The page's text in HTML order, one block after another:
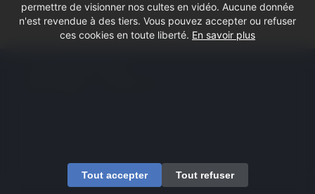
permettre de visionner nos cultes en vidéo. Aucune donnée
n'est revendue à des tiers. Vous pouvez accepter ou refuser
ces cookies en toute liberté. En savoir plus
Tout accepter Tout refuser